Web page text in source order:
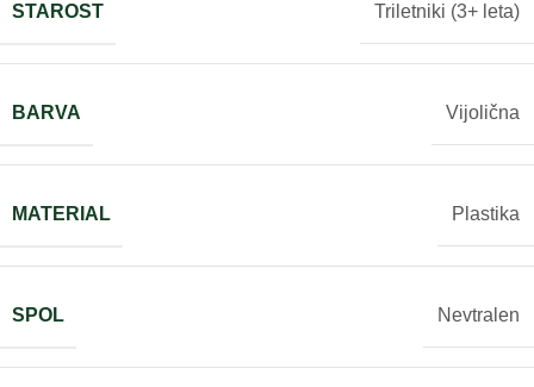
STAROST Triletniki (3+ leta)
BARVA Vijolična
MATERIAL Plastika
SPOL Nevtralen